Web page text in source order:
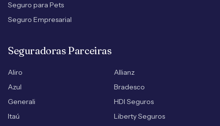
Seguro para Pets
Seguro Empresarial
Seguradoras Parceiras
Aliro
Allianz
Azul
Bradesco
Generali
HDI Seguros
Itaú
Liberty Seguros